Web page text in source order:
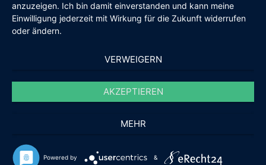
anzuzeigen. Ich bin damit einverstanden und kann meine
Einwilligung jederzeit mit Wirkung für die Zukunft widerrufen
oder ändern.
VERWEIGERN
AKZEPTIEREN
MEHR
Powered by &